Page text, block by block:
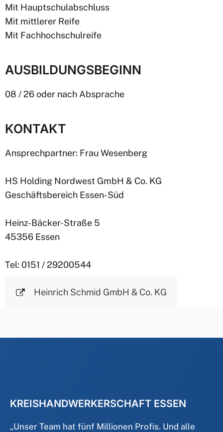
Mit Hauptschulabschluss
Mit mittlerer Reife
Mit Fachhochschulreife
AUSBILDUNGSBEGINN
08 / 26 oder nach Absprache
KONTAKT
Ansprechpartner: Frau Wesenberg
HS Holding Nordwest GmbH & Co. KG
Geschäftsbereich Essen-Süd
Heinz-Bäcker-Straße 5
45356 Essen
Tel: 0151 / 29200544
Heinrich Schmid GmbH & Co. KG
KREISHANDWERKERSCHAFT ESSEN
„Unser Team hat fünf Millionen Profis. Und alle